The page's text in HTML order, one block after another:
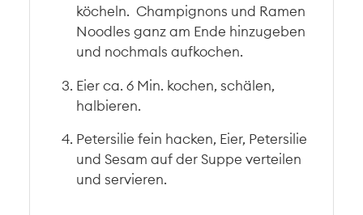
köcheln. Champignons und Ramen
Noodles ganz am Ende hinzugeben
und nochmals aufkochen.
Eier ca. 6 Min. kochen, schälen,
halbieren.
Petersilie fein hacken, Eier, Petersilie
und Sesam auf der Suppe verteilen
und servieren.